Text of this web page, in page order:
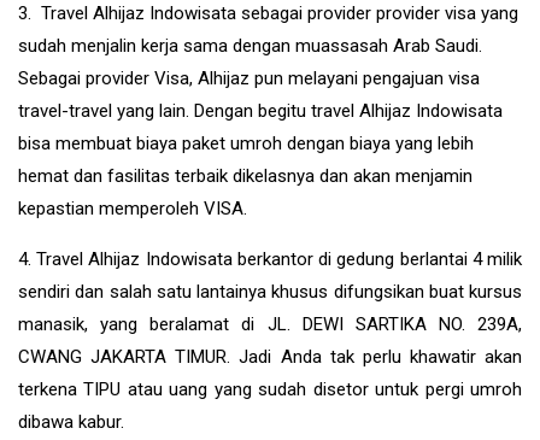
3. Travel Alhijaz Indowisata sebagai provider provider visa yang
sudah menjalin kerja sama dengan muassasah Arab Saudi.
Sebagai provider Visa, Alhijaz pun melayani pengajuan visa
travel-travel yang lain. Dengan begitu travel Alhijaz Indowisata
bisa membuat biaya paket umroh dengan biaya yang lebih
hemat dan fasilitas terbaik dikelasnya dan akan menjamin
kepastian memperoleh VISA.
4. Travel Alhijaz Indowisata berkantor di gedung berlantai 4 milik
sendiri dan salah satu lantainya khusus difungsikan buat kursus
manasik, yang beralamat di JL. DEWI SARTIKA NO. 239A,
CWANG JAKARTA TIMUR. Jadi Anda tak perlu khawatir akan
terkena TIPU atau uang yang sudah disetor untuk pergi umroh
dibawa kabur.